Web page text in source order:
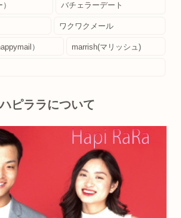
バチェラーデート
ワクワクメール
） marrish(マリッシュ)
ハピララについて